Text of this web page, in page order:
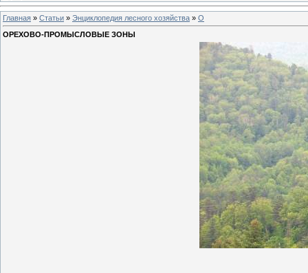
Главная » Статьи » Энциклопедия лесного хозяйства » О
ОРЕХОВО-ПРОМЫСЛОВЫЕ ЗОНЫ